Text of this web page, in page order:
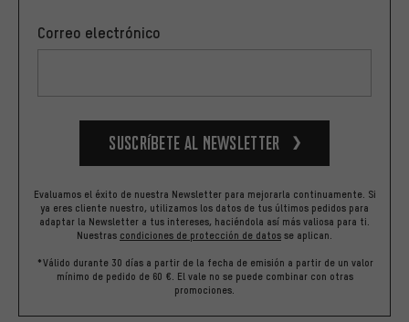
Correo electrónico
Suscríbete al newsletter
Evaluamos el éxito de nuestra Newsletter para mejorarla continuamente. Si
ya eres cliente nuestro, utilizamos los datos de tus últimos pedidos para
adaptar la Newsletter a tus intereses, haciéndola así más valiosa para ti.
Nuestras condiciones de protección de datos se aplican.
*Válido durante 30 días a partir de la fecha de emisión a partir de un valor
mínimo de pedido de 60 €. El vale no se puede combinar con otras
promociones.